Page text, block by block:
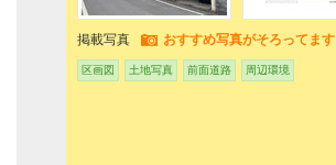
掲載写真 おすすめ写真がそろってます
区画図 土地写真 前面道路 周辺環境